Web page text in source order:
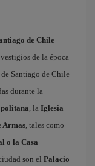
de Chile
de la época
Santiago de Chile
durante la
, la Iglesia
Armas , tales como
o la Casa
son el Palacio